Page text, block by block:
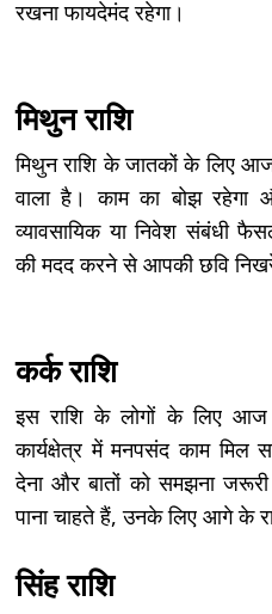
रखना फायदेमंद रहेगा।
मिथुन राशि
मिथुन राशि के जातकों के लिए आज
वाला है। काम का बोझ
व्यावसायिक या निवेश संबंधी
की मदद करने से आपकी छवि
कर्क राशि
इस राशि के लोगों के लिए आज
कार्यक्षेत्र में मनपसंद काम मिल
देना और बातों को समझना
पाना चाहते हैं, उनके लिए आगे के
सिंह राशि